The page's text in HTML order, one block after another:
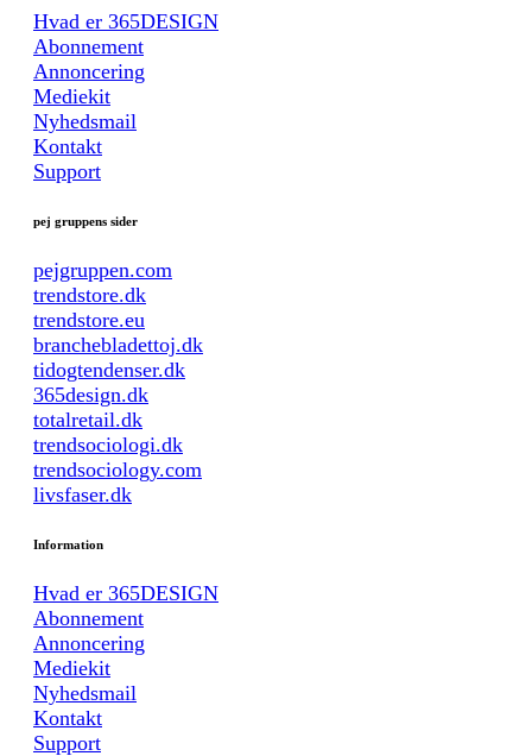
Hvad er 365DESIGN
Abonnement
Annoncering
Mediekit
Nyhedsmail
Kontakt
Support
pej gruppens sider
pejgruppen.com
trendstore.dk
trendstore.eu
branchebladettoj.dk
tidogtendenser.dk
365design.dk
totalretail.dk
trendsociologi.dk
trendsociology.com
livsfaser.dk
Information
Hvad er 365DESIGN
Abonnement
Annoncering
Mediekit
Nyhedsmail
Kontakt
Support